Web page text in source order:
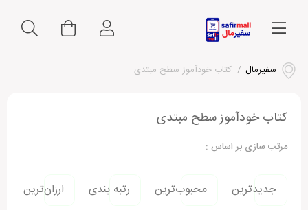
سفیرمال / کتاب خودآموز سطح مبتدی
کتاب خودآموز سطح مبتدی
مرتب سازی بر اساس :
جدیدترین محبوب‌ترین رتبه بندی ارزان‌ترین